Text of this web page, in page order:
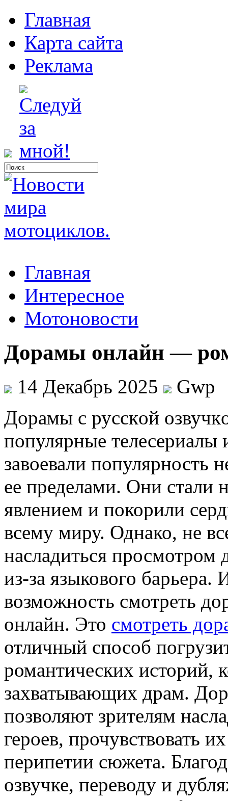
Главная
Карта сайта
Реклама
Главная
Интересное
Мотоновости
Дорамы онлайн —
14 Декабрь 2025
Gwp
Дoрaмы с русскoй
популярные
завоевали популярность
ее пределами. Они стали
явлением и покорили
всему миру. Однако, не
насладиться просмотром
из-за языкового
возможность смотреть
онлайн. Это смотреть
отличный способ
романтических историй,
захватывающих драм.
позволяют зрителям
героев, прочувствовать
перипетии сюжета.
озвучке, переводу и